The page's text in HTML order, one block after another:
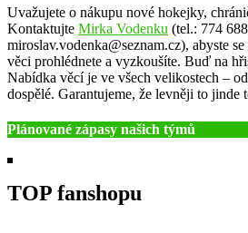
pozemní hokej bavit, domluvíme se, jak
stráncePřidej se k nám.
Nabídka
pomůcek za
KontaktujteMirka Vodenku
miroslav.vodenka@seznam.cz), abyste